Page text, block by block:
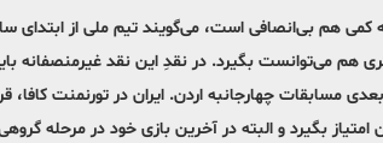
هم می‌توانست بگیرد. در نقدِ این نقد غیرمنصفانه
بگیرد و البته در آخرین بازی خود در مرحله